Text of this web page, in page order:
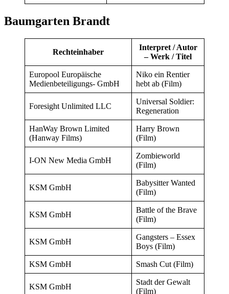
Baumgarten Brandt
Rechteinhaber
Interpret / Autor
– Werk / Titel
Europool Europäische
Medienbeteiligungs- GmbH
Niko ein Rentier
hebt ab (Film)
Foresight Unlimited LLC
Universal Soldier:
Regeneration
HanWay Brown Limited
(Hanway Films)
Harry Brown
(Film)
I-ON New Media GmbH
Zombieworld
(Film)
KSM GmbH
Babysitter Wanted
(Film)
KSM GmbH
Battle of the Brave
(Film)
KSM GmbH
Gangsters – Essex
Boys (Film)
KSM GmbH Smash Cut (Film)
KSM GmbH
Stadt der Gewalt
(Film)